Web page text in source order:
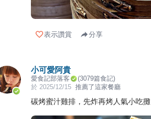
表示讚賞 分享
小可愛阿貴
愛食記部落客 (3079篇食記)
於 2025/12/15 推薦了這家餐廳
碳烤蜜汁雞排，先炸再烤人氣小吃攤